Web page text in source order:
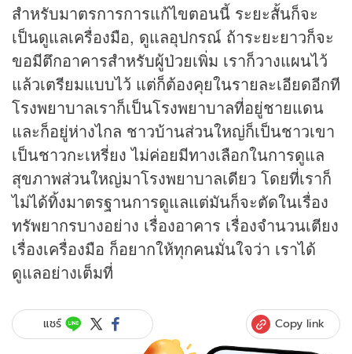
สำหรับมาตรการการแก้ไขตอนนี้ ระยะสั้นก็จะ
เป็นดูแลเครื่องมือ, ดูแลอุปกรณ์ ถ้าระยะยาวก็จะ
ขอมีตึกอาคารสำหรับผู้ป่วยเพิ่ม เราก็วางแผนไว้
แล้วเตรียมแบบไว้ แต่ก็ต้องคุยในรายละเอียดอีกที
โรงพยาบาลเราก็เป็นโรงพยาบาลที่อยู่ชายแดน
และก็อยู่ห่างไกล ชาวบ้านส่วนใหญ่ก็เป็นชาวเขา
เป็นชาวกะเหรี่ยง ไม่ค่อยมีทางเลือกในการดูแล
สุขภาพส่วนใหญ่มาโรงพยาบาลเดียว โดยที่เราก็
ไม่ได้ทิ้งมาตรฐานการดูแลแต่มันก็จะตัดในเรื่อง
ทรัพยากรบางอย่าง เรื่องอาคาร เรื่องจำนวนเตียง
เรื่องเครื่องมือ ก็อยากให้ทุกคนมั่นใจว่า เราได้
ดูแลอย่างเต็มที่
แชร์ Copy link